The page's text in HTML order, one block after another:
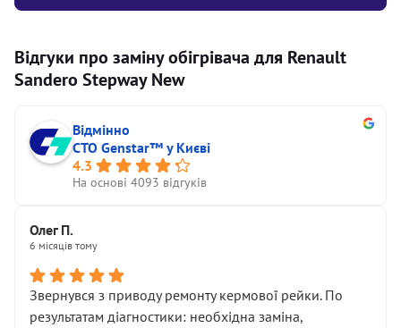
Відгуки про заміну обігрівача для Renault
Sandero Stepway New
Відмінно
СТО Genstar™ у Києві
4.3
На основі 4093 відгуків
Олег П.
6 місяців тому
Звернувся з приводу ремонту кермової рейки. По
результатам діагностики: необхідна заміна,